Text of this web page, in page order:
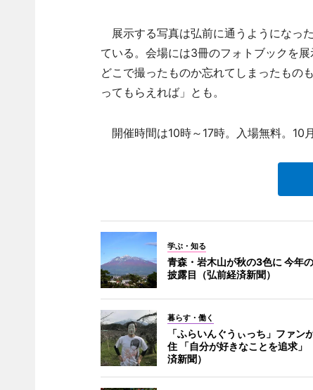
展示する写真は弘前に通うようになっ
ている。会場には3冊のフォトブックを
どこで撮ったものか忘れてしまったもの
ってもらえれば」とも。
開催時間は10時～17時。入場無料。10
学ぶ・知る
青森・岩木山が秋の3色に 今年
披露目（弘前経済新聞）
暮らす・働く
「ふらいんぐうぃっち」ファン
住 「自分が好きなことを追求」
済新聞）